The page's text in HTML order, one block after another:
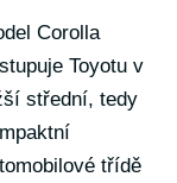
Corolla
Toyotu v
střední, tedy
třídě